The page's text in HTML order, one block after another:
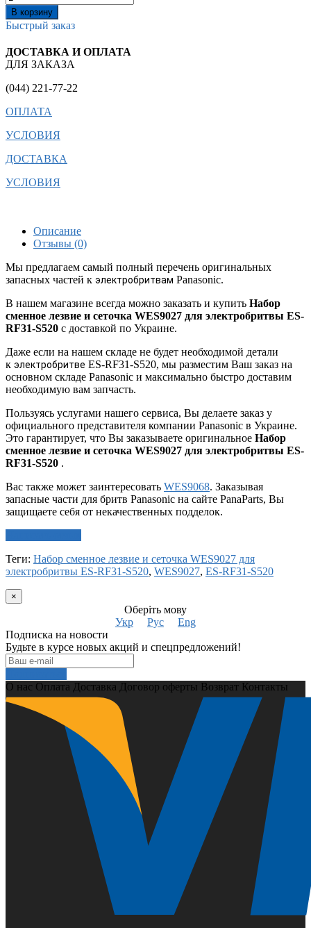
В корзину
Быстрый заказ
ДОСТАВКА И ОПЛАТА
ДЛЯ ЗАКАЗА
(044) 221-77-22
ОПЛАТА
УСЛОВИЯ
ДОСТАВКА
УСЛОВИЯ
Описание
Отзывы (0)
Мы предлагаем самый полный перечень оригинальных
запасных частей к электробритвам Panasonic.
В нашем магазине всегда можно заказать и купить Набор
сменное лезвие и сеточка WES9027 для электробритвы ES-
RF31-S520 с доставкой по Украине.
Даже если на нашем складе не будет необходимой детали
к электробритве ES-RF31-S520, мы разместим Ваш заказ на
основном складе Panasonic и максимально быстро доставим
необходимую вам запчасть.
Пользуясь услугами нашего сервиса, Вы делаете заказ у
официального представителя компании Panasonic в Украине.
Это гарантирует, что Вы заказываете оригинальное Набор
сменное лезвие и сеточка WES9027 для электробритвы ES-
RF31-S520 .
Вас также может заинтересовать WES9068. Заказывая
запасные части для бритв Panasonic на сайте PanaParts, Вы
защищаете себя от некачественных подделок.
Теги: Набор сменное лезвие и сеточка WES9027 для
электробритвы ES-RF31-S520, WES9027, ES-RF31-S520
×
Оберіть мову
Укр
Рус
Eng
Подписка на новости
Будьте в курсе новых акций и спецпредложений!
О нас Оплата Доставка Договор оферты Возврат Контакты